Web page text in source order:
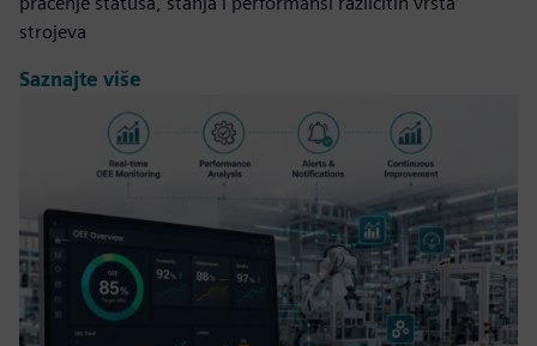
strojeva
Saznajte više